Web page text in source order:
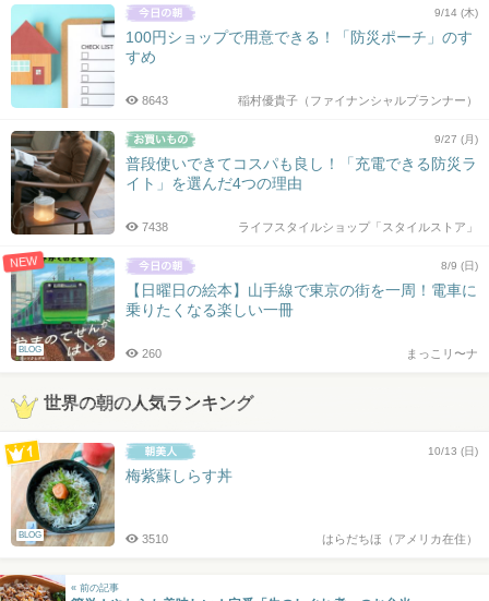
9/14 (木)
100円ショップで用意できる！「防災ポーチ」のす
すめ
稲村優貴子（ファイナンシャルプランナー）
8643
9/27 (月)
普段使いできてコスパも良し！「充電できる防災ラ
イト」を選んだ4つの理由
ライフスタイルショップ「スタイルストア」
7438
NEW
BLOG
8/9 (日)
【日曜日の絵本】山手線で東京の街を一周！電車に
乗りたくなる楽しい一冊
まっこリ〜ナ
260
世界の朝の人気ランキング
BLOG
10/13 (日)
梅紫蘇しらす丼
はらだちほ（アメリカ在住）
3510
« 前の記事